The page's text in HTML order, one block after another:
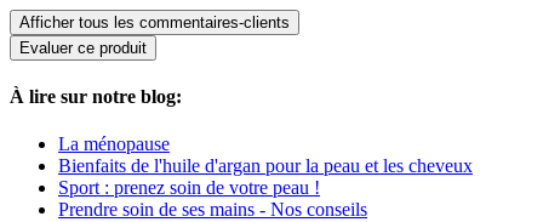
Afficher tous les commentaires-clients
Evaluer ce produit
À lire sur notre blog:
La ménopause
Bienfaits de l'huile d'argan pour la peau et les cheveux
Sport : prenez soin de votre peau !
Prendre soin de ses mains - Nos conseils